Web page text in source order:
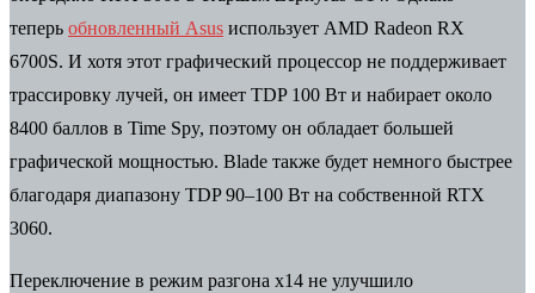
теперь обновленный Asus использует AMD Radeon RX
6700S. И хотя этот графический процессор не поддерживает
трассировку лучей, он имеет TDP 100 Вт и набирает около
8400 баллов в Time Spy, поэтому он обладает большей
графической мощностью. Blade также будет немного быстрее
благодаря диапазону TDP 90–100 Вт на собственной RTX
3060.
Переключение в режим разгона x14 не улучшило